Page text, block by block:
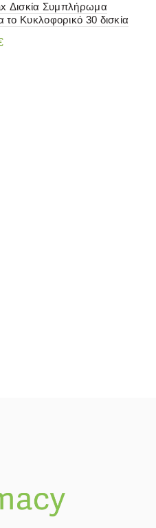
Δισκία Συμπλήρωμα
το Κυκλοφορικό 30 δισκία
Η